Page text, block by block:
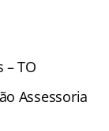
– TO
Assessoria